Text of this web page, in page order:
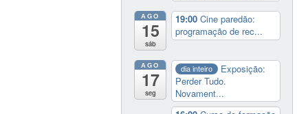
AGO
15
sáb
19:00Cine paredão:
programação de rec...
AGO
17
seg
dia inteiro
Exposição:
Perder Tudo.
Novament...